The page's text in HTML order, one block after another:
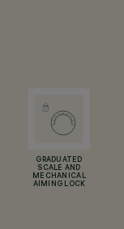
GRADUATED
SCALE AND
MECHANICAL
AIMING LOCK